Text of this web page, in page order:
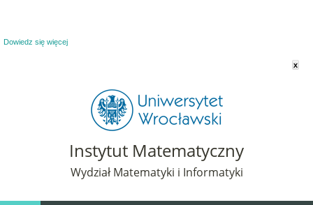
Dowiedz się więcej
x
Instytut Matematyczny
Wydział Matematyki i Informatyki